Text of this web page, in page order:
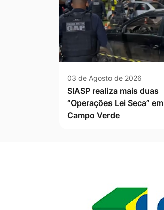
03 de Agosto de 2026
SIASP realiza mais duas
“Operações Lei Seca” em
Campo Verde